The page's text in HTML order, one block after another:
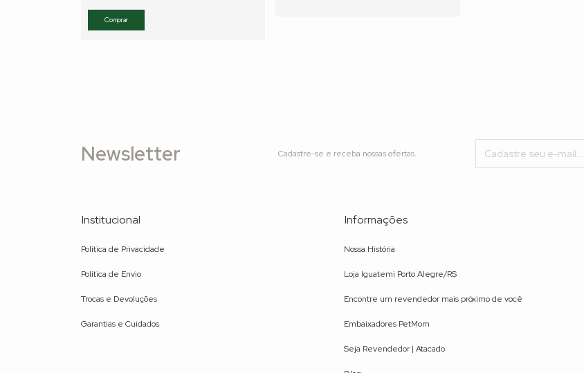
Newsletter Cadastre-se e receba nossas ofertas.
Institucional
Política de Privacidade
Política de Envio
Trocas e Devoluções
Garantias e Cuidados
Informações
Nossa História
Loja Iguatemi Porto Alegre/RS
Encontre um revendedor mais próximo de você
Embaixadores PetMom
Seja Revendedor | Atacado